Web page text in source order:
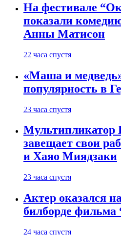
На фестивале
показали
Анны Матисон
22 часа спустя
«Маша и
популярность в
23 часа спустя
Мультипликатор
завещает свои
и Хаяо Миядзаки
23 часа спустя
Актер оказался
билборде фильма
24 часа спустя